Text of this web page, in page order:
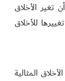
تغير الأخلاق
للأخلاق
المثالية